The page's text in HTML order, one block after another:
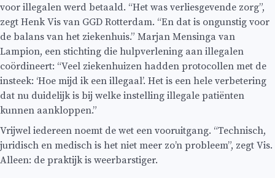
voor illegalen werd betaald. “Het was verliesgevende zorg”,
zegt Henk Vis van GGD Rotterdam. “En dat is ongunstig voor
de balans van het ziekenhuis.” Marjan Mensinga van
Lampion, een stichting die hulpverlening aan illegalen
coördineert: “Veel ziekenhuizen hadden protocollen met de
insteek: ‘Hoe mijd ik een illegaal’. Het is een hele verbetering
dat nu duidelijk is bij welke instelling illegale patiënten
kunnen aankloppen.”
Vrijwel iedereen noemt de wet een vooruitgang. “Technisch,
juridisch en medisch is het niet meer zo’n probleem”, zegt Vis.
Alleen: de praktijk is weerbarstiger.